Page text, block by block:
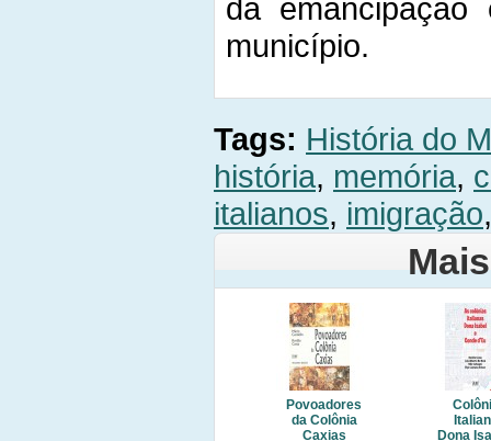
da
município.
Tags: História do
história, memória,
italianos, imigração
Povoadores
da Colônia
Caxias
Dona